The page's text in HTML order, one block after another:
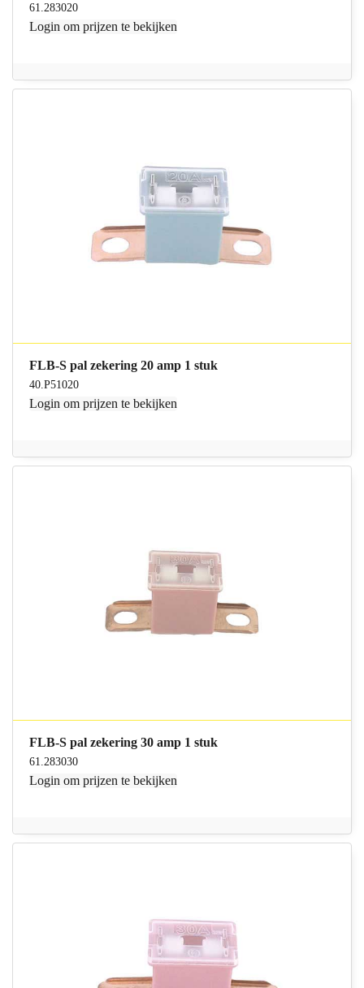
61.283020
Login om prijzen te bekijken
FLB-S pal zekering 20 amp 1 stuk
40.P51020
Login om prijzen te bekijken
FLB-S pal zekering 30 amp 1 stuk
61.283030
Login om prijzen te bekijken